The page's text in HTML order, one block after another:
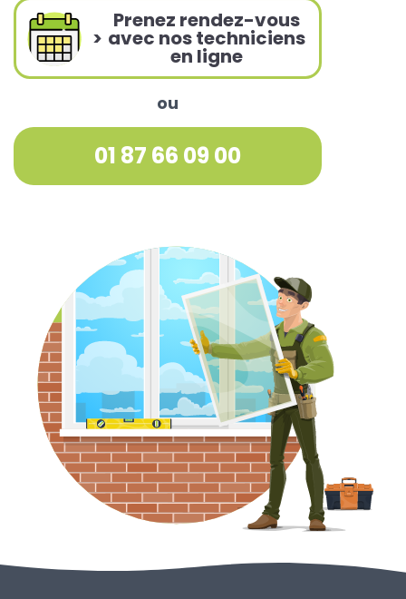
>
Prenez rendez-vous
avec nos techniciens
en ligne
ou
01 87 66 09 00